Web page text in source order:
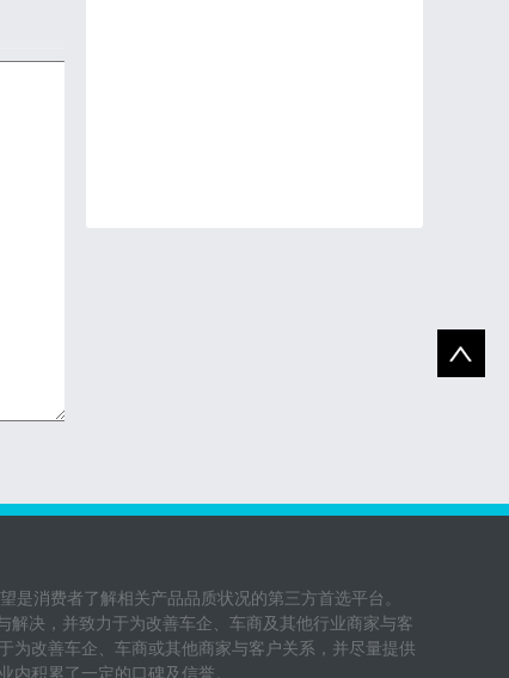
消费者了解相关产品品质状况的第三方首选平台。
解决，并致力于为改善车企、车商及其他行业商家与客
为改善车企、车商或其他商家与客户关系，并尽量提供
积累了一定的口碑及信誉。